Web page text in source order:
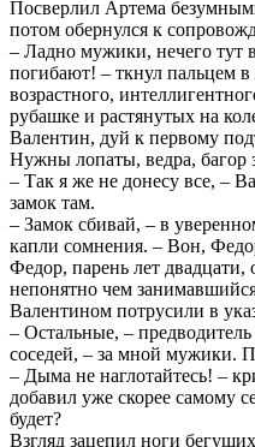
Посверлил Артема
потом обернулся к
– Ладно мужики, нечего тут
погибают! – ткнул пальцем в
возрастного,
рубашке и растянутых на
Валентин, дуй к первому
Нужны лопаты, ведра, багор
– Так я же не донесу все, –
замок там.
– Замок сбивай, – в
капли сомнения. – Вон,
Федор, парень лет
непонятно чем
Валентином потрусили в
– Остальные, –
соседей, – за мной мужики.
– Дыма не наглотайтесь! –
добавил уже скорее самому
будет?
Взгляд зацепил ноги